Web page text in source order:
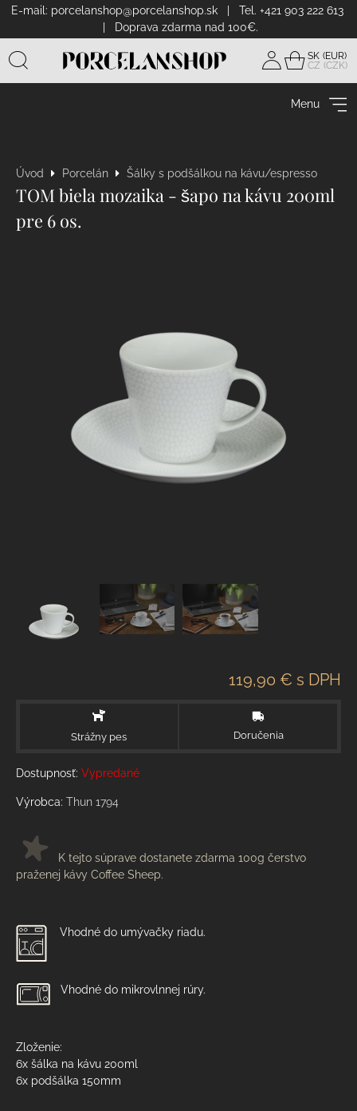
E-mail: porcelanshop@porcelanshop.sk| Tel. +421 903 222 613
| Doprava zdarma nad 100€.
Prihlásiť
SK
CZ
Menu
Úvod Porcelán Šálky s podšálkou na kávu/espresso
TOM biela mozaika - šapo na kávu 200ml
pre 6 os.
119,90 € s DPH
Strážny pes Doručenia
Dostupnosť: Vypredané
Výrobca: Thun 1794
K tejto súprave dostanete zdarma 100g čerstvo
praženej kávy Coffee Sheep.
Vhodné do umývačky riadu.
Vhodné do mikrovlnnej rúry.
Zloženie:
6x šálka na kávu 200ml
6x podšálka 150mm